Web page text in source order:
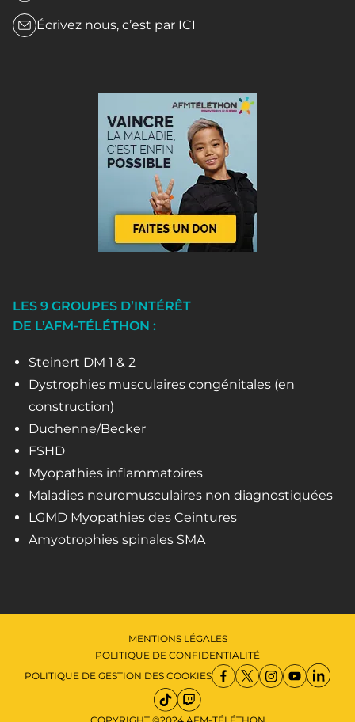
Écrivez nous, c’est par ICI
LES 9 GROUPES D’INTÉRÊT
DE L’AFM-TÉLÉTHON :
Steinert DM 1 & 2
Dystrophies musculaires congénitales (en
construction)
Duchenne/Becker
FSHD
Myopathies inflammatoires
Maladies neuromusculaires non diagnostiquées
LGMD Myopathies des Ceintures
Amyotrophies spinales SMA
MENTIONS LÉGALES
POLITIQUE DE CONFIDENTIALITÉ
POLITIQUE DE GESTION DES COOKIES